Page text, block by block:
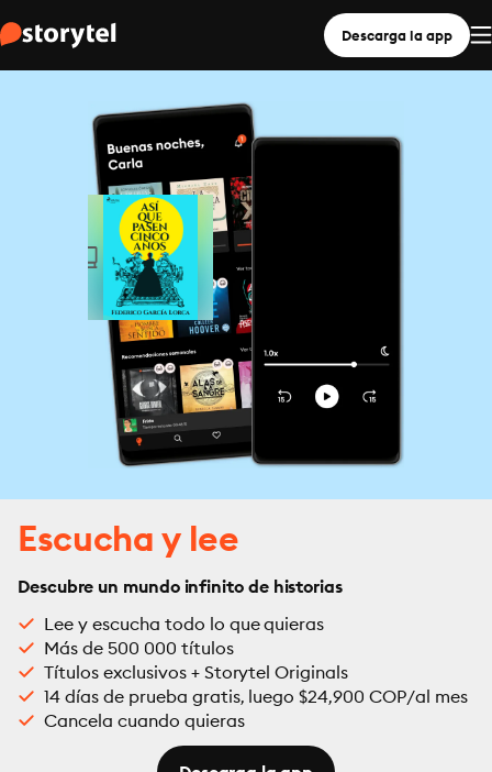
Descarga la app
Escucha y lee
Descubre un mundo infinito de historias
Lee y escucha todo lo que quieras
Más de 500 000 títulos
Títulos exclusivos + Storytel Originals
14 días de prueba gratis, luego $24,900 COP/al mes
Cancela cuando quieras